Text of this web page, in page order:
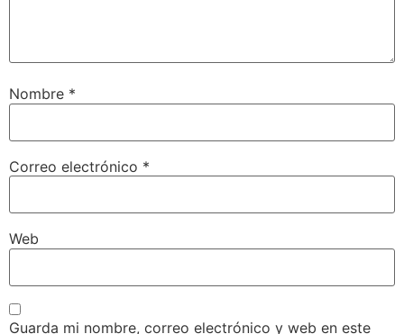
Nombre *
Correo electrónico *
Web
Guarda mi nombre, correo electrónico y web en este